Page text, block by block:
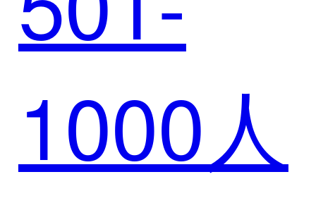
系统
1000人